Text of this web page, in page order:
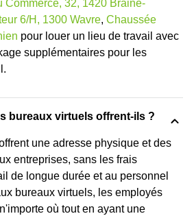
Commerce, 32, 1420 Braine-
6/H, 1300 Wavre, Chaussée
pour louer un lieu de travail avec
supplémentaires pour les
bureaux virtuels offrent-ils ?
une adresse physique et des
entreprises, sans les frais
de longue durée et au personnel
bureaux virtuels, les employés
où tout en ayant une